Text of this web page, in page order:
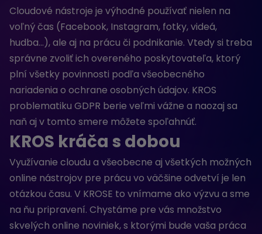
Cloudové nástroje je výhodné používať nielen na
voľný čas (Facebook, Instagram, fotky, videá,
hudba…), ale aj na prácu či podnikanie. Vtedy si treba
správne zvoliť ich overeného poskytovateľa, ktorý
plní všetky povinnosti podľa všeobecného
nariadenia o ochrane osobných údajov. KROS
problematiku GDPR berie veľmi vážne a naozaj sa
naň aj v tomto smere môžete spoľahnúť.
KROS kráča s dobou
Využívanie cloudu a všeobecne aj všetkých možných
online nástrojov pre prácu vo väčšine odvetví je len
otázkou času. V KROSE to vnímame ako výzvu a sme
na ňu pripravení. Chystáme pre vás množstvo
skvelých online noviniek, s ktorými bude vaša práca